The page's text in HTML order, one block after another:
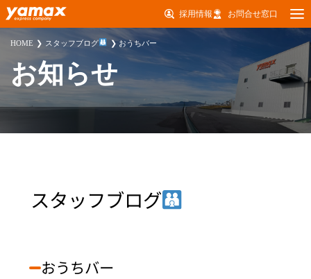
採用情報 お問合せ窓口
HOME スタッフブログ おうちバー
お知らせ
スタッフブログ
おうちバー